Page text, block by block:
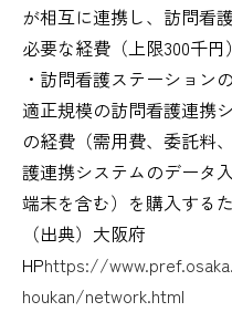
が相互に連携し、訪問看
必要な経費（上限300千
・訪問看護ステーション
適正規模の訪問看護連携
の経費（需用費、委託料
護連携システムのデータ
端末を含む）を購入する
（出典）大阪府
HPhttps://
houkan/network.html